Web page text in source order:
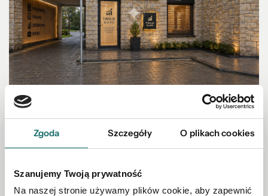
Zgoda Szczegóły O plikach cookies
Szanujemy Twoją prywatność
Na naszej stronie używamy plików cookie, aby zapewnić
LOKAL NA WYNAJEM
Lokal usługowy z wejściem od ulicy – 30 m² – 2
100
Włocławek | ul. Chmielna 30 m²